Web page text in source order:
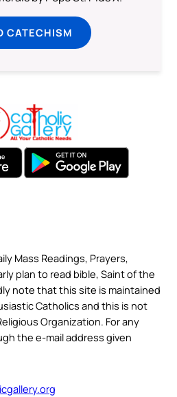
CATECHISM
Mass Readings, Prayers,
plan to read bible, Saint of the
note that this site is maintained
Catholics and this is not
Organization. For any
the e-mail address given